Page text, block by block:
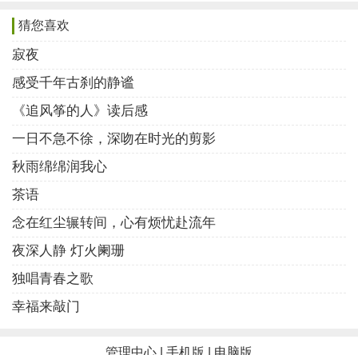
扬，或从空中飘落，那样子十分地轻盈，飞飞扬扬，另
人赞口不绝。秋风像一位少女，穿着一身金黄，手握画
笔，迈着轻盈的脚步，把山川大地渲染的五彩斑斓，公
园里一朵朵花染的五彩缤纷，散发出淡淡的清香，令人
心旷神怡。天上的白云浅浅的白，天空浅浅的蓝，秋风
佛触手可及，却又高的那样空旷，天高云淡。
南方的秋，柔柔的，半青半黄的叶子，依然稠密的
秋风吹尽，遍地都是，好像铺了一条黄色的地毯。秋天
猜您喜欢
寂夜
感受千年古刹的静谧
《追风筝的人》读后感
一日不急不徐，深吻在时光的剪影
秋雨绵绵润我心
茶语
念在红尘辗转间，心有烦忧赴流年
夜深人静 灯火阑珊
独唱青春之歌
幸福来敲门
管理中心 手机版 电脑版